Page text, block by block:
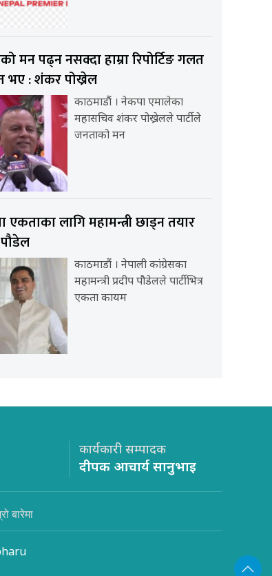
मन पढ्न नसक्दा हाम्रा रिपोर्टिङ गलत
भए : शंकर पोख्रेल
काठमाडौं । नेकपा एमालेका
महासचिव शंकर पोख्रेलले पार्टीले
जनताको मन
एकताका लागि महामन्त्री छाड्न तयार
पौडेल
काठमाडौं । नेपाली कांग्रेसका
महामन्त्री प्रदीप पौडेलले पार्टीभित्र
एकता कायम
कार्यकारी सम्पादक
दीपक आचार्य सानुभाइ
बारेमा